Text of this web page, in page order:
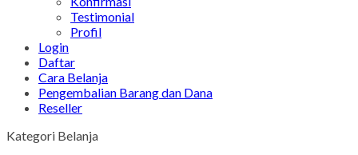
Testimonial
Profil
Login
Daftar
Cara Belanja
Pengembalian Barang dan Dana
Reseller
Kategori Belanja